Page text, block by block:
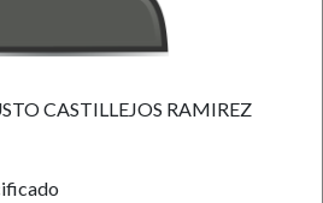
CASTILLEJOS RAMIREZ